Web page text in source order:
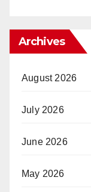
Archives
August 2026
July 2026
June 2026
May 2026